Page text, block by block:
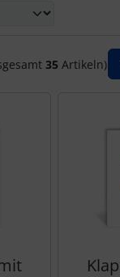
35 Artikeln)